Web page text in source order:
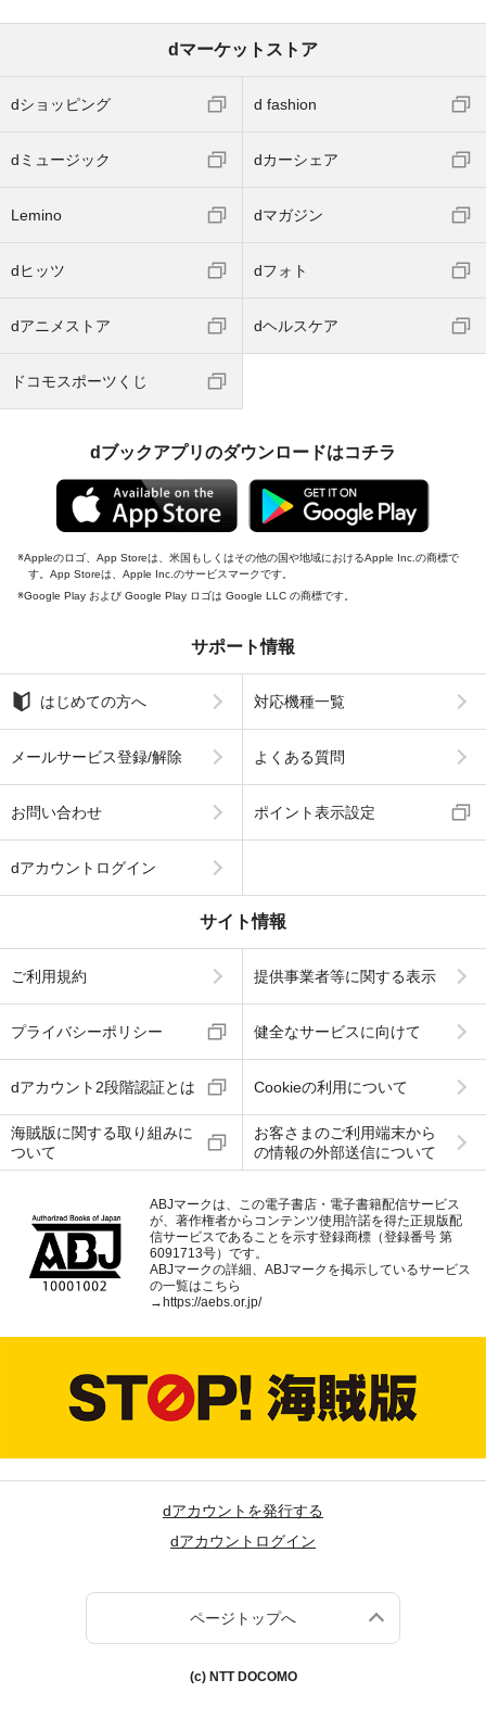
dマーケットストア
dショッピング d fashion
dミュージック dカーシェア
Lemino dマガジン
dヒッツ dフォト
dアニメストア dヘルスケア
ドコモスポーツくじ
dブックアプリのダウンロードはコチラ
Appleのロゴ、App Storeは、米国もしくはその他の国や地域におけるApple Inc.の商標で
す。App Storeは、Apple Inc.のサービスマークです。
Google Play および Google Play ロゴは Google LLC の商標です。
サポート情報
はじめての方へ 対応機種一覧
メールサービス登録/解除 よくある質問
お問い合わせ ポイント表示設定
dアカウントログイン
サイト情報
ご利用規約 提供事業者等に関する表示
プライバシーポリシー 健全なサービスに向けて
dアカウント2段階認証とは Cookieの利用について
海賊版に関する取り組みに
ついて
お客さまのご利用端末から
の情報の外部送信について
ABJマークは、この電子書店・電子書籍配信サービス
が、著作権者からコンテンツ使用許諾を得た正規版配
信サービスであることを示す登録商標（登録番号 第
6091713号）です。
ABJマークの詳細、ABJマークを掲示しているサービス
の一覧はこちら
→https://aebs.or.jp/
dアカウントを発行する
dアカウントログイン
ページトップへ
(c) NTT DOCOMO